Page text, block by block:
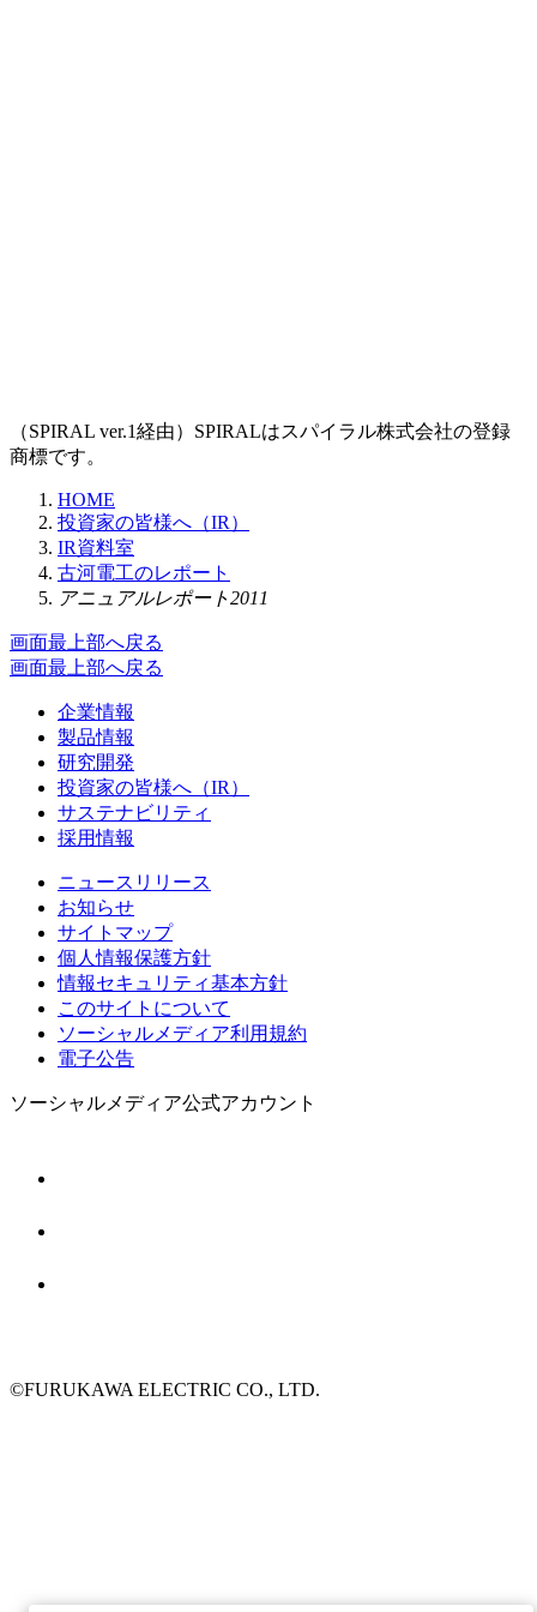
（SPIRAL ver.1経由）SPIRALはスパイラル株式会社の登録
商標です。
HOME
投資家の皆様へ（IR）
IR資料室
古河電工のレポート
アニュアルレポート2011
画面最上部へ戻る
画面最上部へ戻る
企業情報
製品情報
研究開発
投資家の皆様へ（IR）
サステナビリティ
採用情報
ニュースリリース
お知らせ
サイトマップ
個人情報保護方針
情報セキュリティ基本方針
このサイトについて
ソーシャルメディア利用規約
電子公告
ソーシャルメディア公式アカウント
©FURUKAWA ELECTRIC CO., LTD.